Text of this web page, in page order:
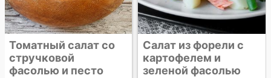
Салат из форели с
картофелем и
зеленой фасолью